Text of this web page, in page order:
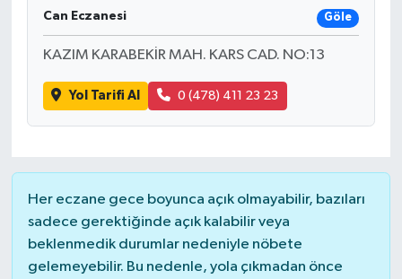
Can Eczanesi Göle
KAZIM KARABEKİR MAH. KARS CAD. NO:13
Yol Tarifi Al 0 (478) 411 23 23
Her eczane gece boyunca açık olmayabilir, bazıları
sadece gerektiğinde açık kalabilir veya
beklenmedik durumlar nedeniyle nöbete
gelemeyebilir. Bu nedenle, yola çıkmadan önce